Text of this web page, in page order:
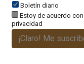
Boletín diario
Estoy de acuerdo
privacidad
¡Claro! Me